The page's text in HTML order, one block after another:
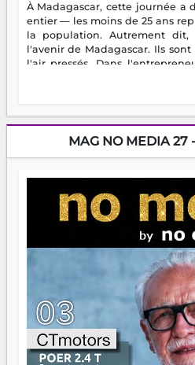
À Madagascar, cette journée a
entier — les moins de 25 ans
la population. Autrement
l'avenir de Madagascar. Ils
l'air pressés. Dans
plus nombreux à se lancer, à
sans filet, souvent sans aide,
dorment vraiment la nuit. En
encore meilleures. Aina
Prix RFI Instrumental Afrique.
jeunes qui tiennent la
s'arrêter là, applaudir et rentrer
serait passer à côté d'une
brûle fort — et parfois, ça
direction peut éclairer autant
là que les aînés entrent en
gouvernail, mais pour montrer
ont la force, les vieux ont
n'est pas un combat de
d'équipage. Partagez vos
Surtout vos échecs, d'ailleurs
n'importe quel manuel. À
Il faut juste s'assurer que tout
même sens.
MAG NO MEDIA 27